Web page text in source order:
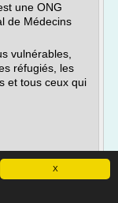
X
une ONG
de Médecins
vulnérables,
réfugiés, les
et tous ceux qui